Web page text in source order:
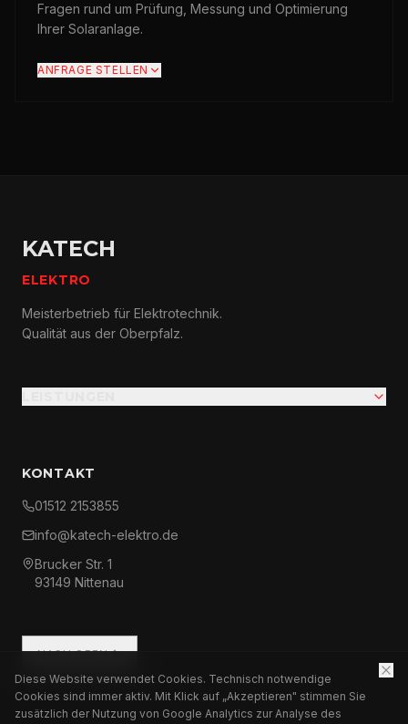
Fragen rund um Prüfung, Messung und Optimierung
Ihrer Solaranlage.
ANFRAGE STELLEN
KATECH
ELEKTRO
Meisterbetrieb für Elektrotechnik.
Qualität aus der Oberpfalz.
KONTAKT
01512 2153855
info@katech-elektro.de
Brucker Str. 1
93149 Nittenau
NACH OBEN
Diese Website verwendet Cookies. Technisch notwendige
Cookies sind immer aktiv. Mit Klick auf „Akzeptieren" stimmen Sie
zusätzlich der Nutzung von Google Analytics zur Analyse des